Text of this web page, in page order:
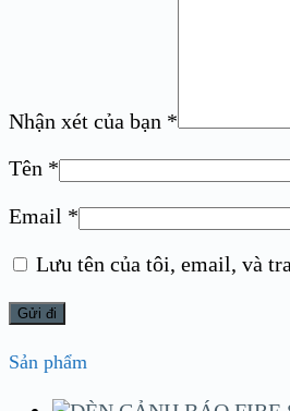
Nhận xét của bạn *
Tên *
Email *
Lưu tên của tôi, email, và
Sản phẩm